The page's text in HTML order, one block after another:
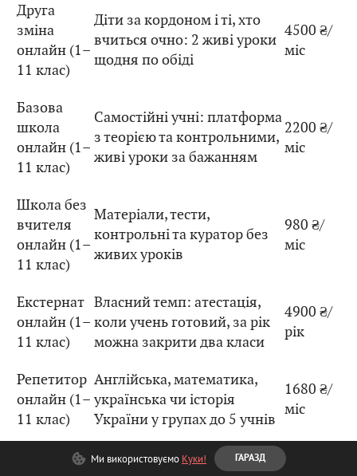
Друга
зміна
онлайн (1–
11 клас)
Діти за кордоном і ті, хто
вчиться очно: 2 живі уроки
щодня по обіді
4500 ₴/
міс
Базова
школа
онлайн (1–
11 клас)
Самостійні учні: платформа
з теорією та контрольними,
живі уроки за бажанням
2200 ₴/
міс
Школа без
вчителя
онлайн (1–
11 клас)
Матеріали, тести,
контрольні та куратор без
живих уроків
980 ₴/
міс
Екстернат
онлайн (1–
11 клас)
Власний темп: атестація,
коли учень готовий, за рік
можна закрити два класи
4900 ₴/
рік
Репетитор
онлайн (1–
11 клас)
Англійська, математика,
українська чи історія
України у групах до 5 учнів
1680 ₴/
міс
Канікули з ритмом: 2 живі
Ми використовуємо Куки! ГАРАЗД